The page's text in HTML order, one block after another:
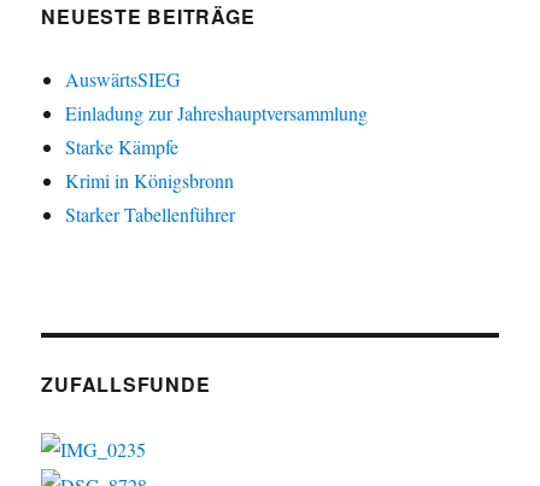
NEUESTE BEITRÄGE
AuswärtsSIEG
Einladung zur Jahreshauptversammlung
Starke Kämpfe
Krimi in Königsbronn
Starker Tabellenführer
ZUFALLSFUNDE